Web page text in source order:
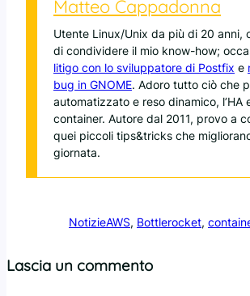
Matteo Cappadonna
Utente Linux/Unix da più di 20 anni,
di condividere il mio know-how;
litigo con lo sviluppatore di Postfix e
bug in GNOME. Adoro tutto ciò che
automatizzato e reso dinamico, l’HA
container. Autore dal 2011, provo a
quei piccoli tips&tricks che
giornata.
NotizieAWS, Bottlerocket,
Lascia un commento